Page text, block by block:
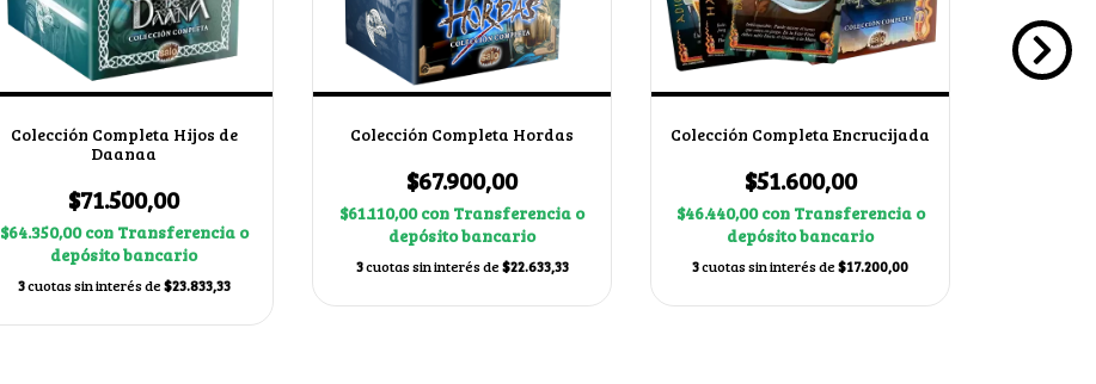
Colección Completa Hijos de
Daanaa
$71.500,00
$64.350,00con Transferencia o
depósito bancario
3cuotas sin interés de$23.833,33
Colección Completa Hordas
$67.900,00
$61.110,00con Transferencia o
depósito bancario
3cuotas sin interés de$22.633,33
Colección Completa Encrucijada
$51.600,00
$46.440,00con Transferencia o
depósito bancario
3cuotas sin interés de$17.200,00